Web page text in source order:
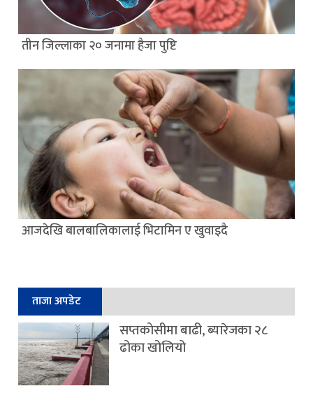
तीन जिल्लाका २० जनामा हैजा पुष्टि
आजदेखि बालबालिकालाई भिटामिन ए खुवाइदै
ताजा अपडेट
सप्तकोसीमा बाढी, ब्यारेजका २८
ढोका खोलियो